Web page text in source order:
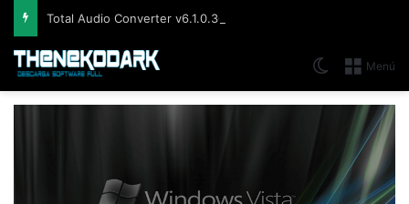
Menú
Switch skin